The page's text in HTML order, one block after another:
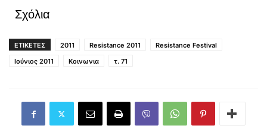
Σχόλια
ΕΤΙΚΕΤΕΣ 2011 Resistance 2011
Resistance Festival
Ιούνιος 2011
Κοινωνια τ. 71